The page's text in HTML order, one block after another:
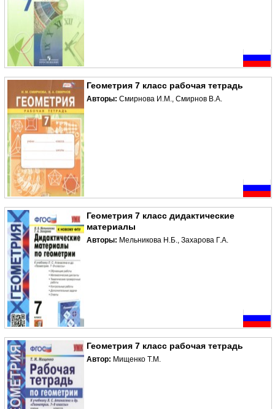
Геометрия 7 класс рабочая тетрадь
Авторы: Смирнова И.М., Смирнов В.А.
Геометрия 7 класс дидактические
материалы
Авторы: Мельникова Н.Б., Захарова Г.А.
Геометрия 7 класс рабочая тетрадь
Автор: Мищенко Т.М.